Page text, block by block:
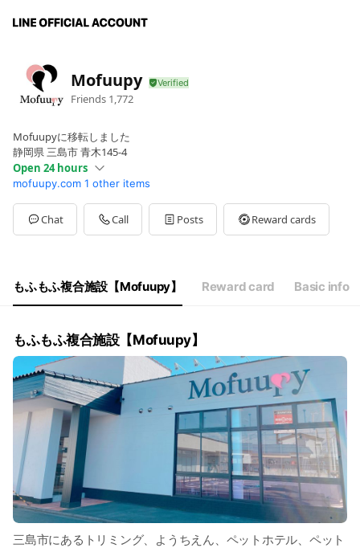
Mofuupy
Friends 1,772
Mofuupyに移転しました
静岡県 三島市 青木145-4
Open 24 hours
Sun00:00 - 00:00
Mon00:00 - 00:00
Tue00:00 - 00:00
Wed00:00 - 00:00
Sat
00:00 - 00:00
9:00～18:00
mofuupy.com 1 other items
Chat Call Posts Reward cards
もふもふ複合施設【Mofuupy】 Reward card Basic info
もふもふ複合施設【Mofuupy】
三島市にあるトリミング、ようちえん、ペットホテル、ペット